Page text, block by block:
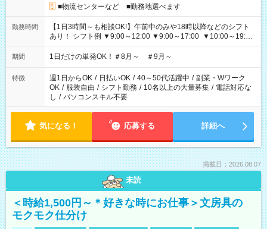
■物流センターなど ■勤務地選べます
勤務時間
【1日3時間～も相談OK!】午前中のみや18時以降などのシフト
あり！ シフト例 ▼9:00～12:00 ▼9:00～17:00 ▼10:00～19:00
▼18:00～21:00
期間 1日だけの単発OK！＃8月～ ＃9月～
特徴 週1日からOK / 日払いOK / 40～50代活躍中 / 副業・Wワーク
OK / 服装自由 / シフト勤務 / 10名以上の大量募集 / 電話対応な
し / パソコンスキル不要
気になる！ 応募する 詳細へ
掲載日：2026.08.07
未読
＜時給1,500円～＊好きな時にお仕事＞文房具の
モクモク仕分け